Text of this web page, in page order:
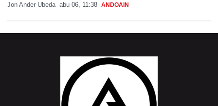
Jon Ander Ubeda abu 06, 11:38 ANDOAIN